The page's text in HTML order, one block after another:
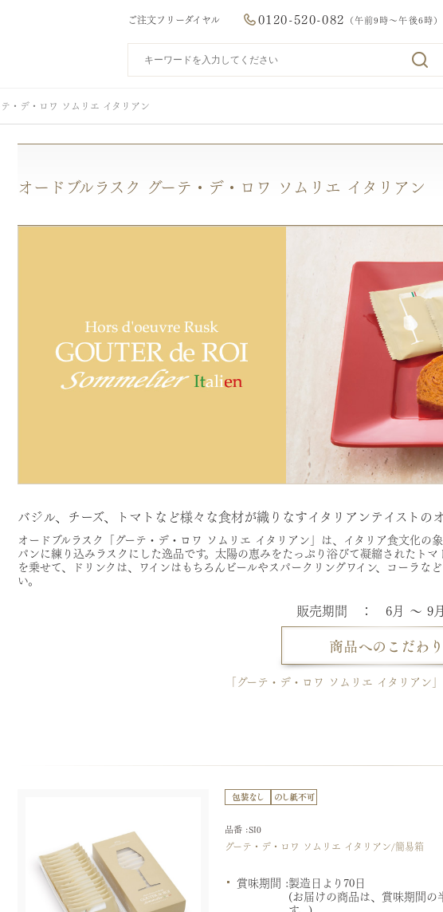
ご注文フリーダイヤル 0120-520-082 （午前9時～午後6時）
・デ・ロワ ソムリエ イタリアン
オードブルラスク グーテ・デ・ロワ ソムリエ イタリアン
バジル、チーズ、トマトなど様々な食材が織りなすイタリアンテイストの
オードブルラスク「グーテ・デ・ロワ ソムリエ イタリアン」は、イタリア食文化の
パンに練り込みラスクにした逸品です。太陽の恵みをたっぷり浴びて凝縮されたト
を乗せて、ドリンクは、ワインはもちろんビールやスパークリングワイン、コーラ
い。
販売期間 ： 6月 ～ 9
「グーテ・デ・ロワ ソムリエ イタリアン
グーテ・デ・ロワ ソムリエ イタリアン/簡易箱
品番 :SI0
賞味期間 :製造日より70日
(お届けの商品は、賞味期間